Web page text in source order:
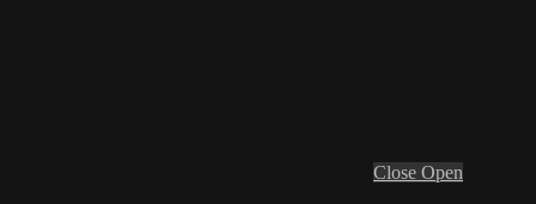
Close Open